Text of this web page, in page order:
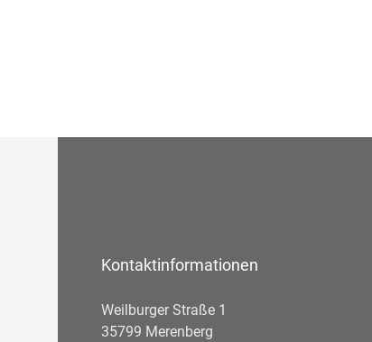
Kontaktinformationen
Weilburger Straße 1
35799 Merenberg